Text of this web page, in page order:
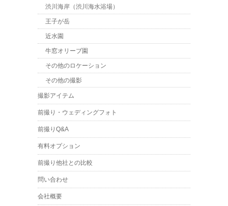
渋川海岸（渋川海水浴場）
王子が岳
近水園
牛窓オリーブ園
その他のロケーション
その他の撮影
撮影アイテム
前撮り・ウェディングフォト
前撮りQ&A
有料オプション
前撮り他社との比較
問い合わせ
会社概要